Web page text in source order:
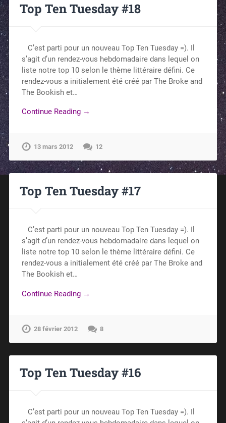
Top Ten Tuesday #18
C’est parti pour un nouveau Top Ten Tuesday =). Il
s’agit d’un rendez-vous hebdomadaire dans lequel on
liste notre top 10 selon le thème littéraire défini. Ce
rendez-vous a initialement été créé par The Broke and
The Bookish et…
Continue Reading →
13 mars 2012 12
Top Ten Tuesday #17
C’est parti pour un nouveau Top Ten Tuesday =). Il
s’agit d’un rendez-vous hebdomadaire dans lequel on
liste notre top 10 selon le thème littéraire défini. Ce
rendez-vous a initialement été créé par The Broke and
The Bookish et…
Continue Reading →
28 février 2012 8
Top Ten Tuesday #16
C’est parti pour un nouveau Top Ten Tuesday =). Il